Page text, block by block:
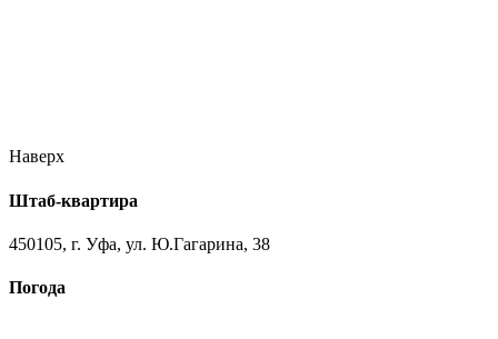
Наверх
Штаб-квартира
450105, г. Уфа, ул. Ю.Гагарина, 38
Погода